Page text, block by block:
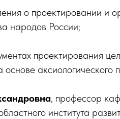
о проектировании и
народов России;
проектирования
основе аксиологического
, профессор
института